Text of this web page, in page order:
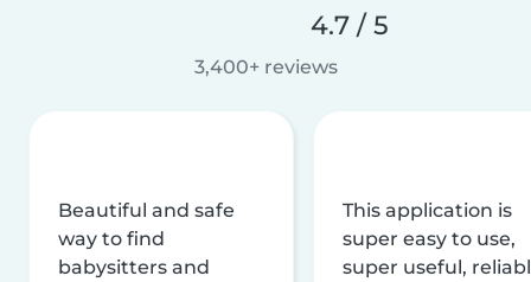
4.7 / 5
3,400+ reviews
Beautiful and safe
way to find
babysitters and
This application is
super easy to use,
super useful,